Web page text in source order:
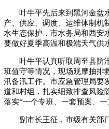
叶牛平先后来到黑河金盆水
产、供应、调度、运维体制机
水生态保护，市水务局和西
要做好夏季高温和极端天气供
叶牛平认真听取周至县防汛
班值守等情况，现场观摩抽排
汛备汛工作。市应急管理局要
道和村组，扎实细致排查风险
落实“一个专班、一套预案、
副市长王征，市级有关部门